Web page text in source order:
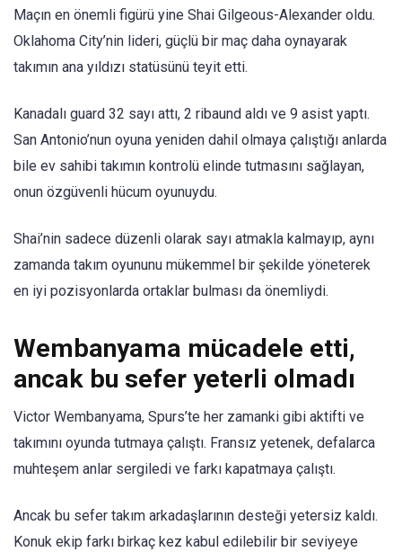
Maçın en önemli figürü yine Shai Gilgeous-Alexander oldu.
Oklahoma City’nin lideri, güçlü bir maç daha oynayarak
takımın ana yıldızı statüsünü teyit etti.
Kanadalı guard 32 sayı attı, 2 ribaund aldı ve 9 asist yaptı.
San Antonio’nun oyuna yeniden dahil olmaya çalıştığı anlarda
bile ev sahibi takımın kontrolü elinde tutmasını sağlayan,
onun özgüvenli hücum oyunuydu.
Shai’nin sadece düzenli olarak sayı atmakla kalmayıp, aynı
zamanda takım oyununu mükemmel bir şekilde yöneterek
en iyi pozisyonlarda ortaklar bulması da önemliydi.
Wembanyama mücadele etti,
ancak bu sefer yeterli olmadı
Victor Wembanyama, Spurs’te her zamanki gibi aktifti ve
takımını oyunda tutmaya çalıştı. Fransız yetenek, defalarca
muhteşem anlar sergiledi ve farkı kapatmaya çalıştı.
Ancak bu sefer takım arkadaşlarının desteği yetersiz kaldı.
Konuk ekip farkı birkaç kez kabul edilebilir bir seviyeye